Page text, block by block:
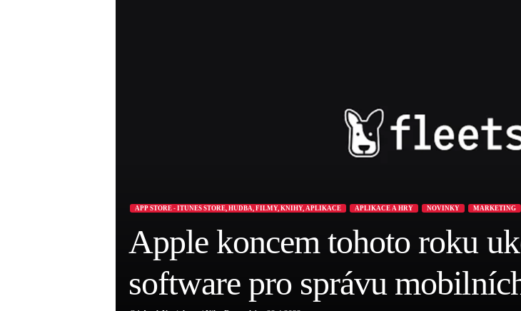
APP STORE - ITUNES STORE, HUDBA, FILMY, KNIHY, APLIKACE APLIKACE A HRY NOVINKY MARKETING
Apple koncem tohoto roku
software pro správu